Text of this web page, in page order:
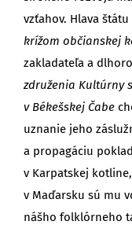
vzťahov. Hlava
krížom občianskej
zakladateľa a
združenia Kultúrny
v Békešskej Čabe
uznanie jeho
a propagáciu
v Karpatskej
v Maďarsku sú mu
nášho folklórneho